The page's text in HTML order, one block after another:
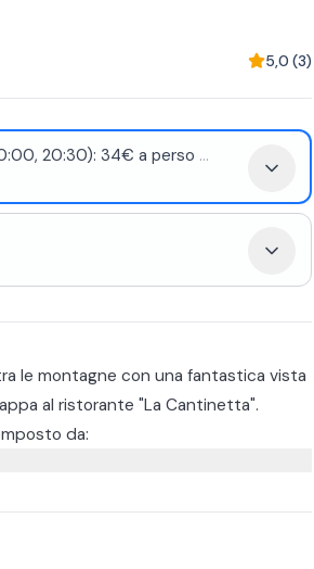
5,0 (3)
20:30): 34€ a perso ...
le montagne con una fantastica vista
al ristorante "La Cantinetta".
da: